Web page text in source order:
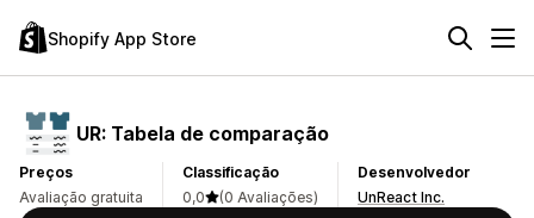
Shopify App Store
UR: Tabela de comparação
Preços
Avaliação gratuita
Classificação
0,0
(0 Avaliações)
Desenvolvedor
UnReact Inc.